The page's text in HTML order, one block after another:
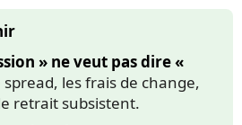
» ne veut pas dire «
spread, les frais de change,
retrait subsistent.